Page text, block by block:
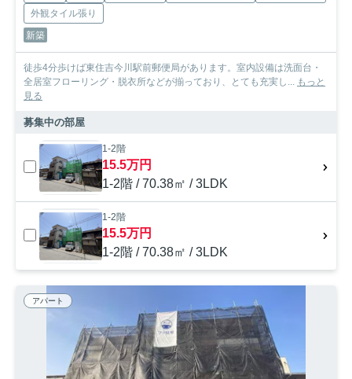
外観タイル張り
新築
徒歩4分歩けば東住吉今川駅前郵便局があります。室内設備は洗面台・
全居室フローリング・脱衣所などが揃っており、とても充実し... もっと
見る
募集中の部屋
1-2階
15.5万円
1-2階 / 70.38㎡ / 3LDK
1-2階
15.5万円
1-2階 / 70.38㎡ / 3LDK
アパート